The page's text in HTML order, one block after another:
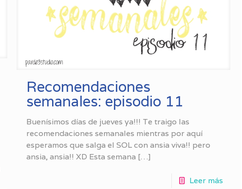
Recomendaciones
semanales: episodio 11
Buenísimos días de jueves ya!!! Te traigo las
recomendaciones semanales mientras por aquí
esperamos que salga el SOL con ansia viva!! pero
ansia, ansia!! XD Esta semana […]
Leer más